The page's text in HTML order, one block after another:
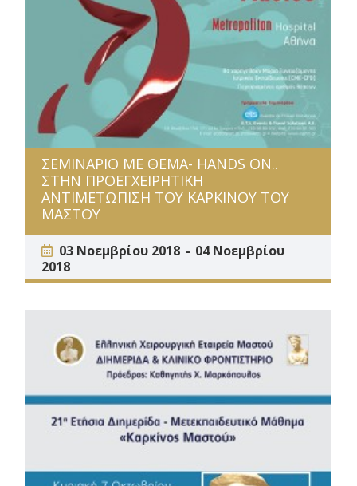
ΣΕΜΙΝΑΡΙΟ ΜΕ ΘΕΜΑ- HANDS ON..
ΣΤΗΝ ΠΡΟΕΓΧΕΙΡΗΤΙΚΗ
ΑΝΤΙΜΕΤΩΠΙΣΗ ΤΟΥ ΚΑΡΚΙΝΟΥ ΤΟΥ
ΜΑΣΤΟΥ
03 Νοεμβρίου 2018
04 Νοεμβρίου
2018